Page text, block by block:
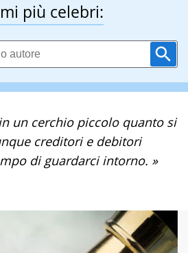
più celebri:
un cerchio piccolo quanto si
creditori e debitori
di guardarci intorno. »